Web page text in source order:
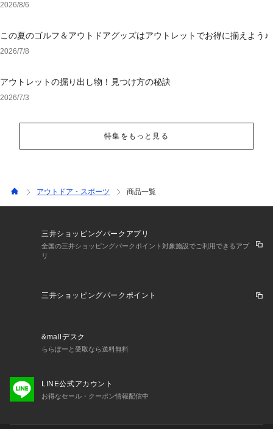
2026/8/6
この夏のゴルフ＆アウトドアグッズはアウトレットでお得に揃えよう♪
2026/7/8
アウトレットの掘り出し物！見つけ方の秘訣
2026/7/3
特集をもっと見る
アウトドア・スポーツ 商品一覧
三井ショッピングパークアプリ
全国の三井ショッピングパークポイント対象施設でご利用できるアプ
リ
三井ショッピングパークポイント
&mallデスク
ららぽーと受取なら送料無料
LINE公式アカウント
お得なセール・クーポン情報配信中